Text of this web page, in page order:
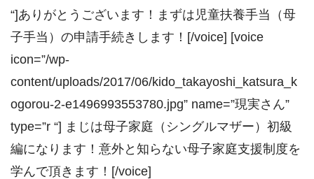
“]ありがとうございます！まずは児童扶養手当（母
子手当）の申請手続きします！[/voice] [voice
icon=”/wp-
content/uploads/2017/06/kido_takayoshi_katsura_k
ogorou-2-e1496993553780.jpg” name=”現実さん”
type=”r “] まじは母子家庭（シングルマザー）初級
編になります！意外と知らない母子家庭支援制度を
学んで頂きます！[/voice]